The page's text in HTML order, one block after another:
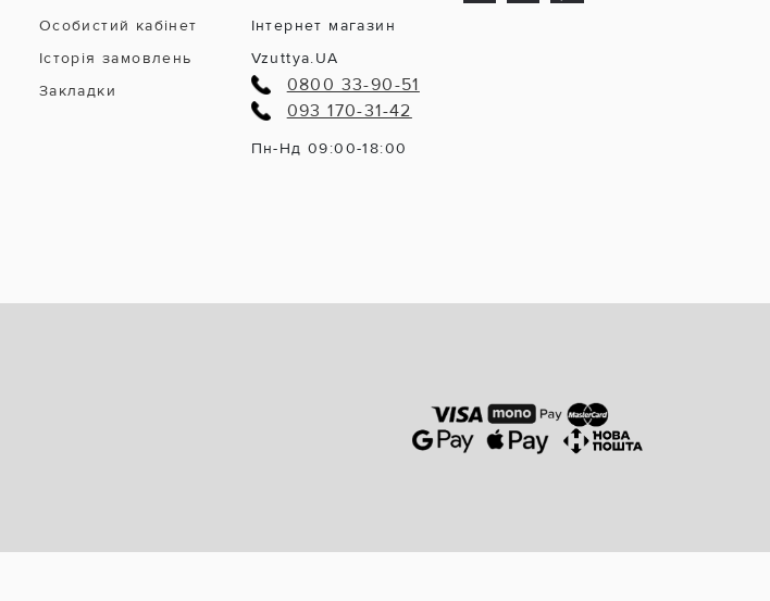
Особистий кабінет
Історія замовлень
Закладки
Інтернет магазин
Vzuttya.UA
0800 33-90-51
093 170-31-42
Пн-Нд 09:00-18:00